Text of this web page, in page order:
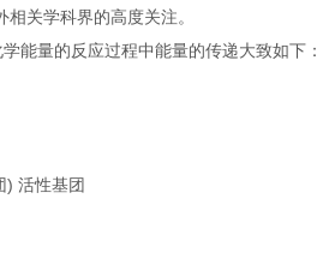
关学科界的高度关注。
能量的反应过程中能量的传递大致如下：
活性基团